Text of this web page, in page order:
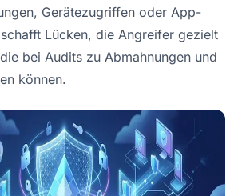
Gerätezugriffen oder App-
Lücken, die Angreifer gezielt
bei Audits zu Abmahnungen und
können.